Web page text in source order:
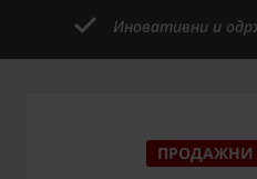
Иновативни и
ПРОДАЖНИ